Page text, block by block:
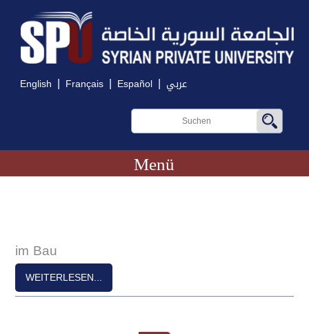
English | Français | Español | عربي
Menü
im Bau
WEITERLESEN...